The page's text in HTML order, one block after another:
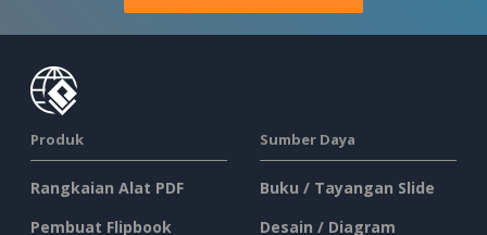
Produk
Rangkaian Alat PDF
Pembuat Flipbook
Sumber Daya
Buku / Tayangan Slide
Desain / Diagram